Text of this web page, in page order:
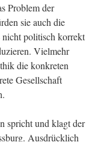
Problem der
sie auch die
politisch korrekt
Vielmehr
die konkreten
Gesellschaft
spricht und klagt der
Ausdrücklich